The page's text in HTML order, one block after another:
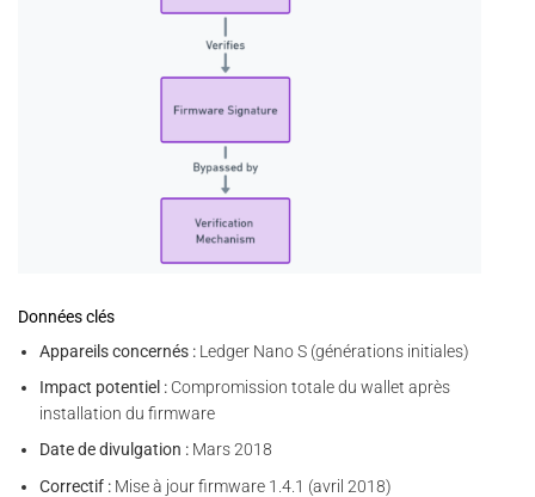
Données clés
Appareils concernés : Ledger Nano S (générations initiales)
Impact potentiel : Compromission totale du wallet après
installation du firmware
Date de divulgation : Mars 2018
Correctif : Mise à jour firmware 1.4.1 (avril 2018)